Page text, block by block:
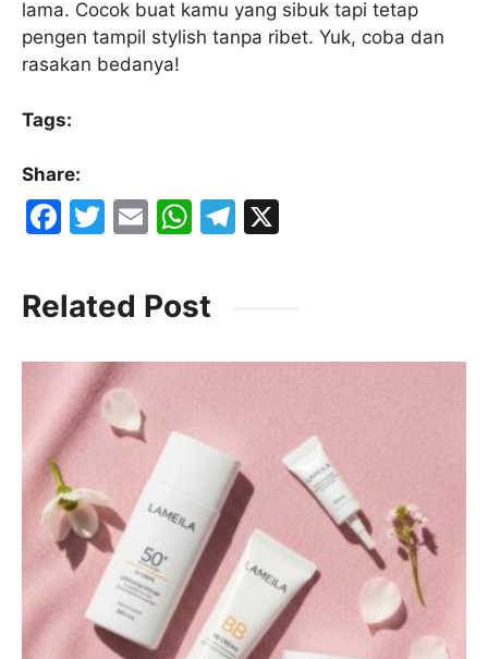
lama. Cocok buat kamu yang sibuk tapi tetap
pengen tampil stylish tanpa ribet. Yuk, coba dan
rasakan bedanya!
Tags:
Share:
F
c
e
b
o
o
k
T
itt
er
E
ai
l
W
at
s
A
p
T
a
Related Post